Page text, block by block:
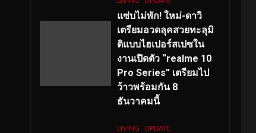
แซ่บไม่พัก! ใหม่-ดาวิ
เตรียมอวดลุคสวยทะลุมิ
ติแบบไฮเปอร์สเปซใน
งานเปิดตัว “realme 10
Pro Series” เตรียมไป
ว้าวพร้อมกัน 8
ธันวาคมนี้
LIVING UPDATE